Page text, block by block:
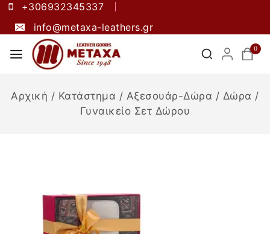
+306932345337
info@metaxa-leathers.gr
0
Αρχική / Κατάστημα / Αξεσουάρ-Δώρα / Δώρα /
Γυναικείο Σετ Δώρου